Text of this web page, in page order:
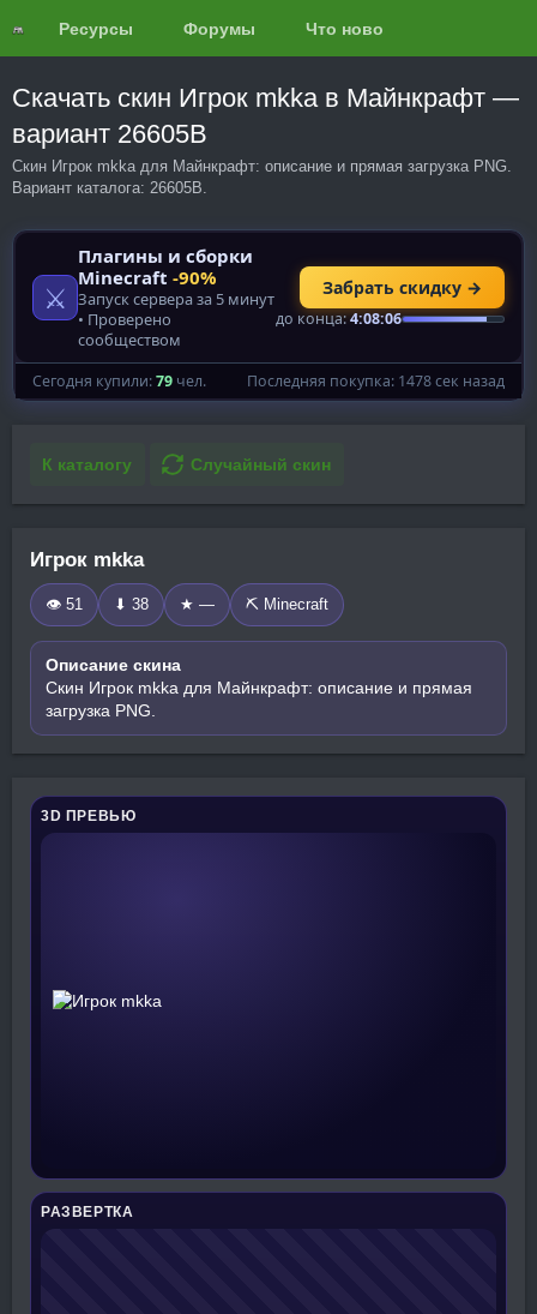
Ресурсы Форумы Что нового?
Скачать скин Игрок mkka в Майнкрафт —
вариант 26605B
Скин Игрок mkka для Майнкрафт: описание и прямая загрузка PNG.
Вариант каталога: 26605B.
К каталогу Случайный скин
Игрок mkka
👁 51 ⬇ 38 ★ — ⛏️ Minecraft
Описание скина
Скин Игрок mkka для Майнкрафт: описание и прямая
загрузка PNG.
3D ПРЕВЬЮ
РАЗВЕРТКА